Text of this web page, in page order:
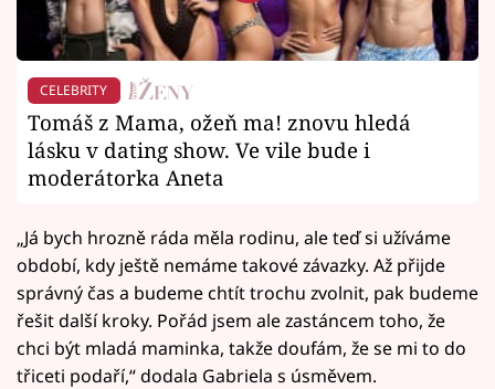
CELEBRITY
Tomáš z Mama, ožeň ma! znovu hledá
lásku v dating show. Ve vile bude i
moderátorka Aneta
„Já bych hrozně ráda měla rodinu, ale teď si užíváme
období, kdy ještě nemáme takové závazky. Až přijde
správný čas a budeme chtít trochu zvolnit, pak budeme
řešit další kroky. Pořád jsem ale zastáncem toho, že
chci být mladá maminka, takže doufám, že se mi to do
třiceti podaří,“ dodala Gabriela s úsměvem.